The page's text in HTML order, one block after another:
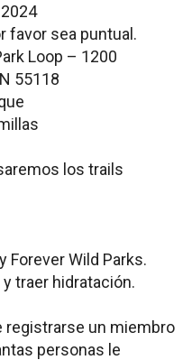
favor sea puntual.
Loop – 1200
55118
los trails
Forever Wild Parks.
traer hidratación.
registrarse un miembro
personas le